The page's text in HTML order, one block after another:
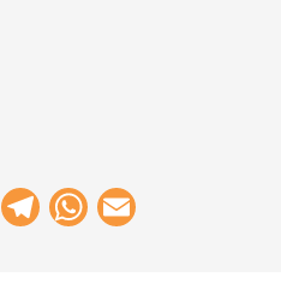
Facebook
Telegram
WhatsApp